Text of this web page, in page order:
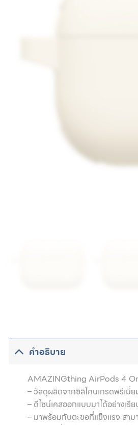
คำอธิบาย
AMAZINGthing AirPods 4
– วัสดุผลิตจากซิลิโคนเกรดพรีเมี่
– ดีไซน์เคสออกแบบมาได้อย่างเ
– มาพร้อมกับตะขอที่แข็งแรง สา